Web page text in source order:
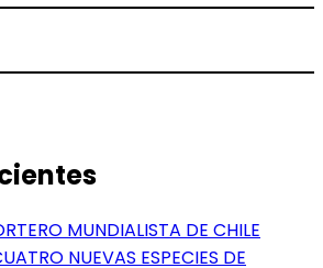
MUNDIALISTA DE CHILE
NUEVAS ESPECIES DE